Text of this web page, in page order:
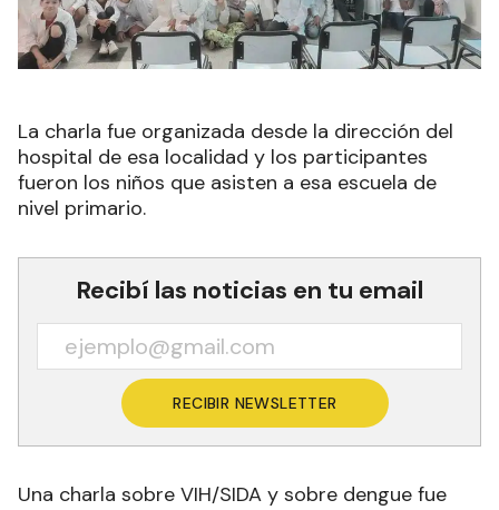
La charla fue organizada desde la dirección del
hospital de esa localidad y los participantes
fueron los niños que asisten a esa escuela de
nivel primario.
Recibí las noticias en tu email
RECIBIR NEWSLETTER
Una charla sobre VIH/SIDA y sobre dengue fue